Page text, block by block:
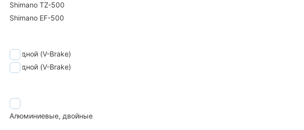
Shimano TZ-500
Shimano EF-500
ободной (V-Brake)
ободной (V-Brake)
26"
Алюминиевые, двойные